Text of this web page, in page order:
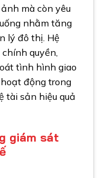
mà còn yêu
nhằm tăng
lý đô thị. Hệ
quyền,
tình hình giao
động trong
tài sản hiệu quả
giám sát